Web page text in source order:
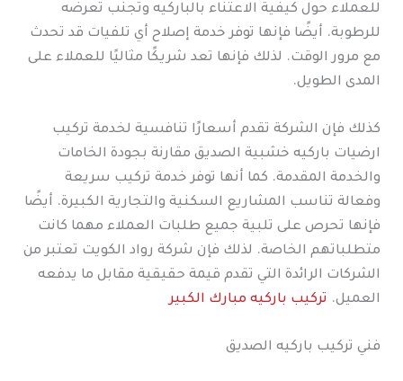
للعملاء حول كيفية الاعتناء بالباركيه وتجنب تعرضه
للرطوبة. أيضًا فإنها توفر خدمة إصلاح أي تلفيات قد تحدث
مع مرور الوقت. لذلك فإنها تعد شريكًا مثاليًا للعملاء على
المدى الطويل.
كذلك فإن الشركة تقدم أسعارًا تنافسية لخدمة تركيب
ارضيات باركيه خشبية الصديق مقارنة بجودة الخامات
والخدمة المقدمة. كما أنها توفر خدمة تركيب سريعة
وفعالة تناسب المشاريع السكنية والتجارية الكبيرة. أيضًا
فإنها تحرص على تلبية جميع طلبات العملاء مهما كانت
متطلباتهم الخاصة. لذلك فإن شركة رواد الكويت تعتبر من
الشركات الرائدة التي تقدم قيمة حقيقية مقابل ما يدفعه
العميل. تركيب باركيه مبارك الكبير
فني تركيب باركيه الصديق